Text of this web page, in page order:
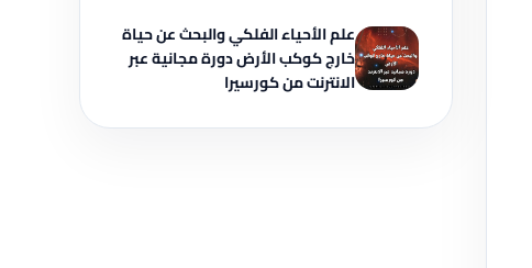
علم الأحياء الفلكي والبحث عن حياة
خارج كوكب الأرض دورة مجانية عبر
الانترنت من كورسيرا